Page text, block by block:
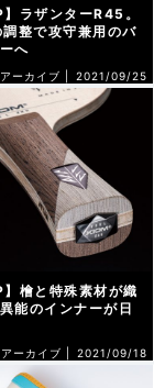
】ラザンターR45。
整で攻守兼用のバ
へ
アーカイブ | 2021/09/25
】檜と特殊素材が織
能のインナーが日
アーカイブ | 2021/09/18